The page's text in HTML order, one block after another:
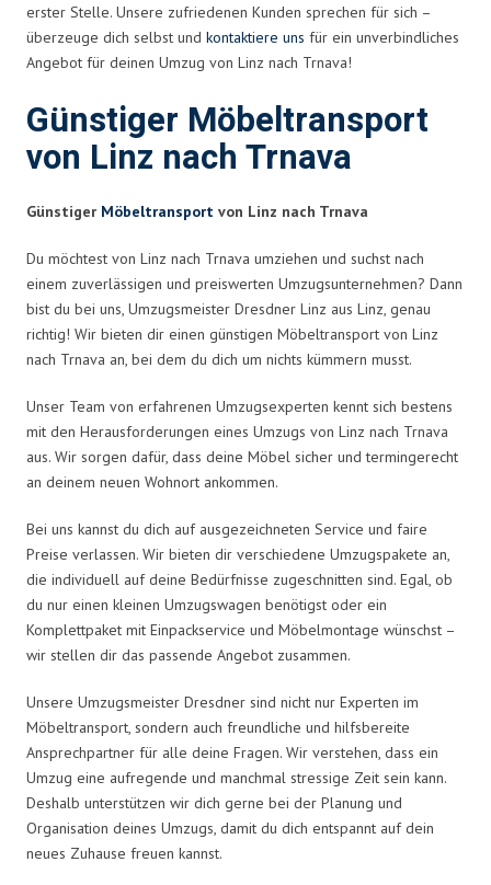
erster Stelle. Unsere zufriedenen Kunden sprechen für sich –
überzeuge dich selbst und kontaktiere uns für ein unverbindliches
Angebot für deinen Umzug von Linz nach Trnava!
Günstiger Möbeltransport
von Linz nach Trnava
Günstiger Möbeltransport von Linz nach Trnava
Du möchtest von Linz nach Trnava umziehen und suchst nach
einem zuverlässigen und preiswerten Umzugsunternehmen? Dann
bist du bei uns, Umzugsmeister Dresdner Linz aus Linz, genau
richtig! Wir bieten dir einen günstigen Möbeltransport von Linz
nach Trnava an, bei dem du dich um nichts kümmern musst.
Unser Team von erfahrenen Umzugsexperten kennt sich bestens
mit den Herausforderungen eines Umzugs von Linz nach Trnava
aus. Wir sorgen dafür, dass deine Möbel sicher und termingerecht
an deinem neuen Wohnort ankommen.
Bei uns kannst du dich auf ausgezeichneten Service und faire
Preise verlassen. Wir bieten dir verschiedene Umzugspakete an,
die individuell auf deine Bedürfnisse zugeschnitten sind. Egal, ob
du nur einen kleinen Umzugswagen benötigst oder ein
Komplettpaket mit Einpackservice und Möbelmontage wünschst –
wir stellen dir das passende Angebot zusammen.
Unsere Umzugsmeister Dresdner sind nicht nur Experten im
Möbeltransport, sondern auch freundliche und hilfsbereite
Ansprechpartner für alle deine Fragen. Wir verstehen, dass ein
Umzug eine aufregende und manchmal stressige Zeit sein kann.
Deshalb unterstützen wir dich gerne bei der Planung und
Organisation deines Umzugs, damit du dich entspannt auf dein
neues Zuhause freuen kannst.